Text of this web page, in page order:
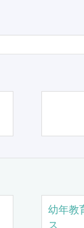
幼年教
ス